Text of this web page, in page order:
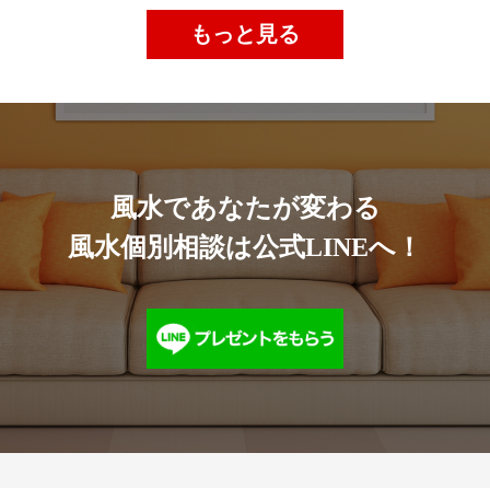
もっと見る
風水であなたが変わる
風水個別相談は公式LINEへ！